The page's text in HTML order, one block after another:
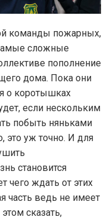
команды пожарных,
сложные
пополнение
дома. Пока они
о коротышках
если нескольким
побыть няньками
это уж точно. И для
становится
чего ждать от этих
часть ведь не имеет
сказать,